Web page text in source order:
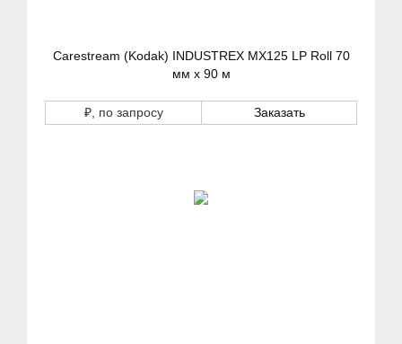
Carestream (Kodak) INDUSTREX MX125 LP Roll 70
мм x 90 м
₽, по запросу Заказать